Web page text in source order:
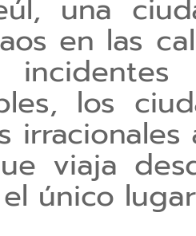
una
en las
los
viaja
único